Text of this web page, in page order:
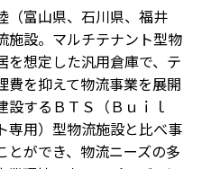
富山県、石川県、福井
施設。マルチテナント型物
を想定した汎用倉庫で、テ
費を抑えて物流事業を展開
設するＢＴＳ（Ｂｕｉｌ
用）型物流施設と比べ事
ができ、物流ニーズの多